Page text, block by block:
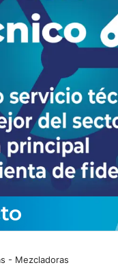
- Mezcladoras